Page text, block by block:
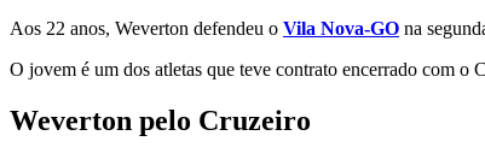
Aos 22 anos, Weverton defendeu o Vila Nova-GO na
O jovem é um dos atletas que teve contrato encerrado com
Weverton pelo Cruzeiro